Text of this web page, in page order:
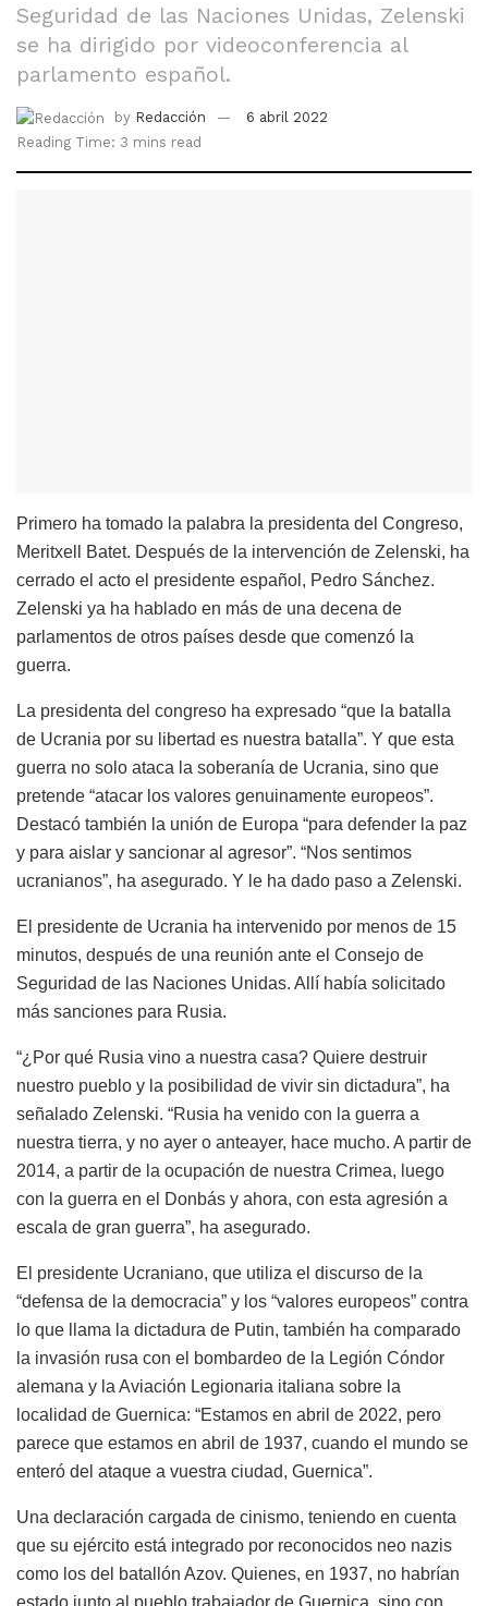
Seguridad de las Naciones Unidas, Zelenski
se ha dirigido por videoconferencia al
parlamento español.
by Redacción
6 abril 2022
Reading Time: 3 mins read
Primero ha tomado la palabra la presidenta del Congreso,
Meritxell Batet. Después de la intervención de Zelenski, ha
cerrado el acto el presidente español, Pedro Sánchez.
Zelenski ya ha hablado en más de una decena de
parlamentos de otros países desde que comenzó la
guerra.
La presidenta del congreso ha expresado “que la batalla
de Ucrania por su libertad es nuestra batalla”. Y que esta
guerra no solo ataca la soberanía de Ucrania, sino que
pretende “atacar los valores genuinamente europeos”.
Destacó también la unión de Europa “para defender la paz
y para aislar y sancionar al agresor”. “Nos sentimos
ucranianos”, ha asegurado. Y le ha dado paso a Zelenski.
El presidente de Ucrania ha intervenido por menos de 15
minutos, después de una reunión ante el Consejo de
Seguridad de las Naciones Unidas. Allí había solicitado
más sanciones para Rusia.
“¿Por qué Rusia vino a nuestra casa? Quiere destruir
nuestro pueblo y la posibilidad de vivir sin dictadura”, ha
señalado Zelenski. “Rusia ha venido con la guerra a
nuestra tierra, y no ayer o anteayer, hace mucho. A partir de
2014, a partir de la ocupación de nuestra Crimea, luego
con la guerra en el Donbás y ahora, con esta agresión a
escala de gran guerra”, ha asegurado.
El presidente Ucraniano, que utiliza el discurso de la
“defensa de la democracia” y los “valores europeos” contra
lo que llama la dictadura de Putin, también ha comparado
la invasión rusa con el bombardeo de la Legión Cóndor
alemana y la Aviación Legionaria italiana sobre la
localidad de Guernica: “Estamos en abril de 2022, pero
parece que estamos en abril de 1937, cuando el mundo se
enteró del ataque a vuestra ciudad, Guernica”.
Una declaración cargada de cinismo, teniendo en cuenta
que su ejército está integrado por reconocidos neo nazis
como los del batallón Azov. Quienes, en 1937, no habrían
estado junto al pueblo trabajador de Guernica, sino con